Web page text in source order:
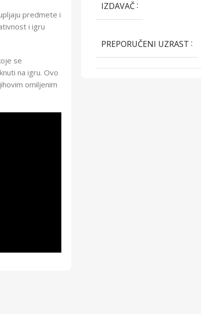
predmete i
i igru
se
na igru. Ovo
omiljenim
IZDAVAČ
PREPORUČENI UZRAST